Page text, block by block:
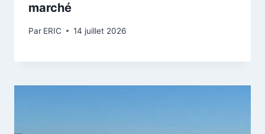
marché
Par ERIC 14 juillet 2026